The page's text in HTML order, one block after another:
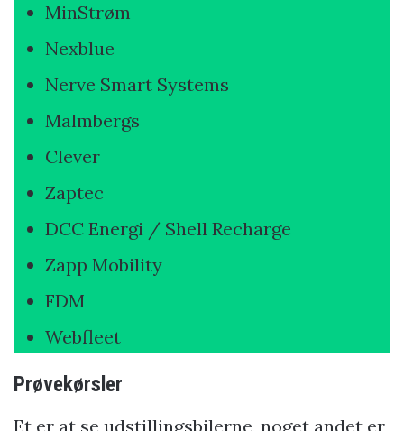
MinStrøm
Nexblue
Nerve Smart Systems
Malmbergs
Clever
Zaptec
DCC Energi / Shell Recharge
Zapp Mobility
FDM
Webfleet
Prøvekørsler
Et er at se udstillingsbilerne, noget andet er